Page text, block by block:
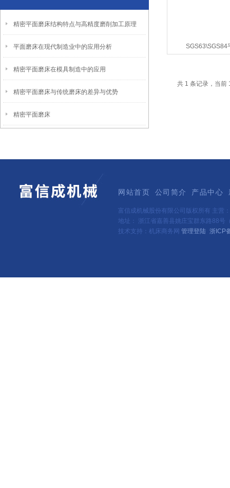
精密平面磨床结构特点与高精度磨削加工原理
平面磨床在现代制造业中的应用分析
精密平面磨床在模具制造中的应用
精密平面磨床与传统磨床的差异与优势
精密平面磨床
SGS63\SGS84
共 1 条记录，当
网站首页 公司简介 产品中心
富信成机械股份有限公司版权所有 主营：
地址： 浙江省嘉善县姚庄宝群东路88号
技术支持：机床商务网 管理登陆 浙ICP